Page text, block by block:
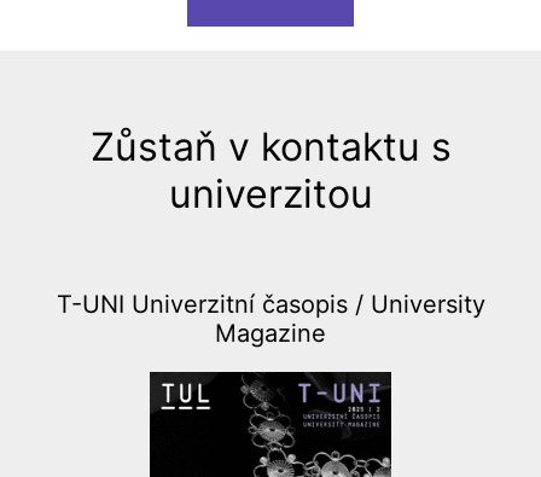
Zůstaň v kontaktu s
univerzitou
T-UNI Univerzitní časopis / University
Magazine